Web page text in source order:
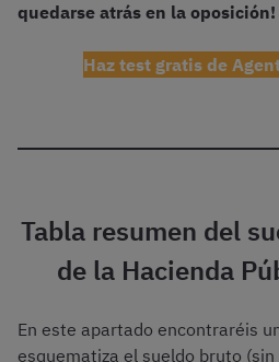
quedarse atrás en la oposición!
Haz test gratis de
Tabla resumen del
de la Hacienda
En este apartado encontraréis
esquematiza el sueldo bruto